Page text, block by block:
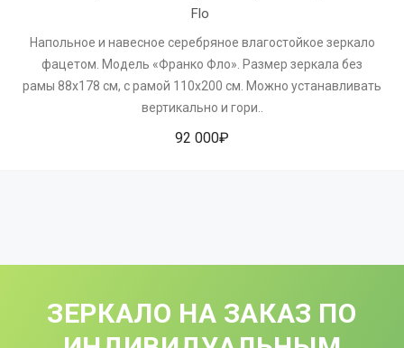
Flo
Напольное и навесное серебряное влагостойкое зеркало
фацетом. Модель «Франко Фло». Размер зеркала без
рамы 88x178 см, с рамой 110х200 см. Можно устанавливать
вертикально и гори..
92 000₽
ЗЕРКАЛО НА ЗАКАЗ ПО